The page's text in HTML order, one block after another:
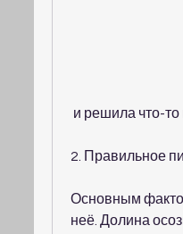
и решила что-то
2. Правильное
Основным
неё. Долина